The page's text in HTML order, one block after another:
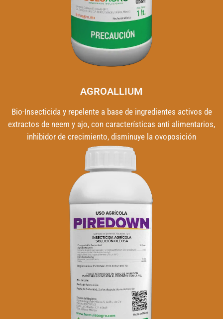
AGROALLIUM
Bio-Insecticida y repelente a base de ingredientes activos de
extractos de neem y ajo, con características anti alimentarios,
inhibidor de crecimiento, disminuye la ovoposición